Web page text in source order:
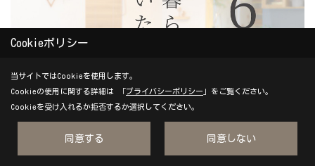
Cookieポリシー
当サイトではCookieを使用します。
Cookieの使用に関する詳細は 「プライバシーポリシー 」をご覧ください。
Cookieを受け入れるか拒否するか選択してください。
同意する 同意しない